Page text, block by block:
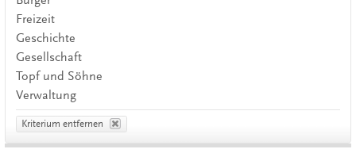
Freizeit
Geschichte
Gesellschaft
Topf und Söhne
Verwaltung
Kriterium entfernen